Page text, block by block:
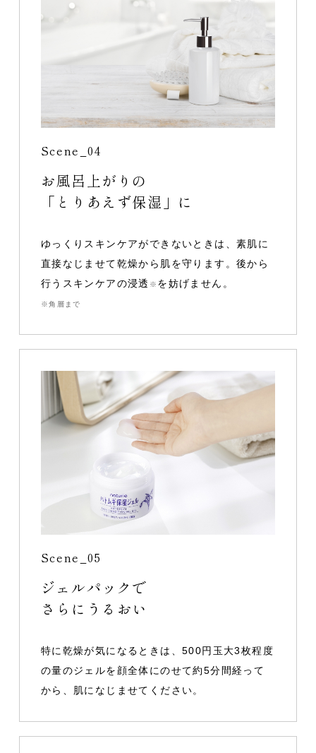
Scene_04
お風呂上がりの
「とりあえず保湿」に
ゆっくりスキンケアができないときは、素肌に
直接なじませて乾燥から肌を守ります。後から
行うスキンケアの浸透 ※ を妨げません。
※角層まで
Scene_05
ジェルパックで
さらにうるおい
特に乾燥が気になるときは、500円玉大3枚程度
の量のジェルを顔全体にのせて約5分間経って
から、肌になじませてください。